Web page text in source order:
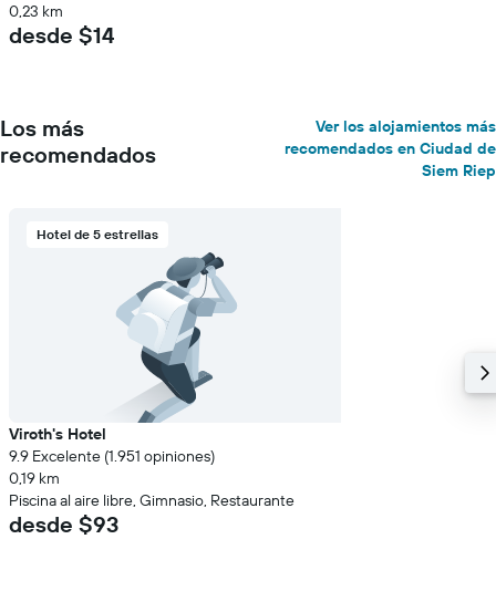
0,23 km
desde $14
Los más
recomendados
Ver los alojamientos más
recomendados en Ciudad de
Siem Riep
Hotel de 5 estrellas
Viroth's Hotel
9.9 Excelente (1.951 opiniones)
0,19 km
Piscina al aire libre, Gimnasio, Restaurante
desde $93